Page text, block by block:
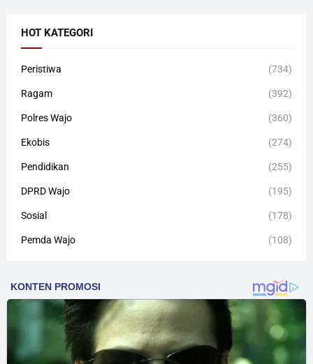
HOT KATEGORI
Peristiwa (734)
Ragam (392)
Polres Wajo (360)
Ekobis (274)
Pendidikan (255)
DPRD Wajo (195)
Sosial (178)
Pemda Wajo (108)